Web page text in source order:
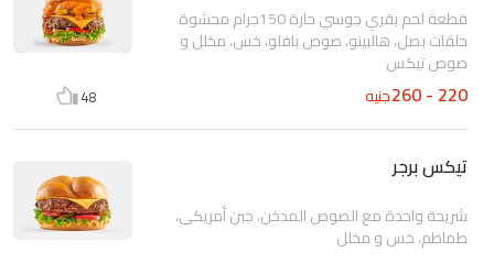
قطعة لحم بقري جوسي حارة 150جرام محشوة
حلقات بصل، هالبينو، صوص بافلو، خس، مخلل و
صوص تيكس
220 - 260 جنيه 48
تيكس برجر
شريحة واحدة مع الصوص المدخن، جبن أمريكى،
طماطم، خس و مخلل